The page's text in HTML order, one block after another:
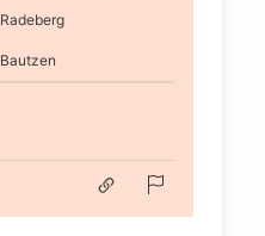
Radeberg
Bautzen